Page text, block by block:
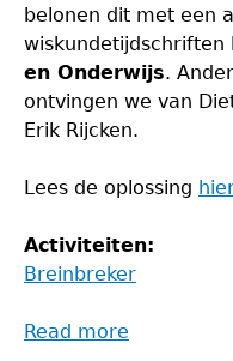
belonen dit met een
wiskundetijdschriften
en Onderwijs.
ontvingen we van
Erik Rijcken.
Lees de oplossing hier
Activiteiten:
Breinbreker
Read more